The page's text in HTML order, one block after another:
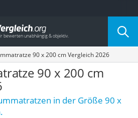
nach Kategorie
90 x 200 cm Vergleich 2026
90 x 200 cm
in der Größe 90 x